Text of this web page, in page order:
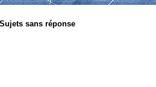
Sujets sans réponse